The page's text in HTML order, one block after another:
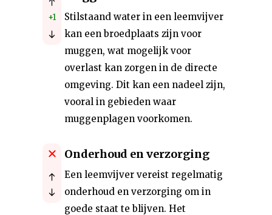
+1
Stilstaand water in een leemvijver
kan een broedplaats zijn voor
muggen, wat mogelijk voor
overlast kan zorgen in de directe
omgeving. Dit kan een nadeel zijn,
vooral in gebieden waar
muggenplagen voorkomen.
Onderhoud en verzorging
Een leemvijver vereist regelmatig
onderhoud en verzorging om in
goede staat te blijven. Het